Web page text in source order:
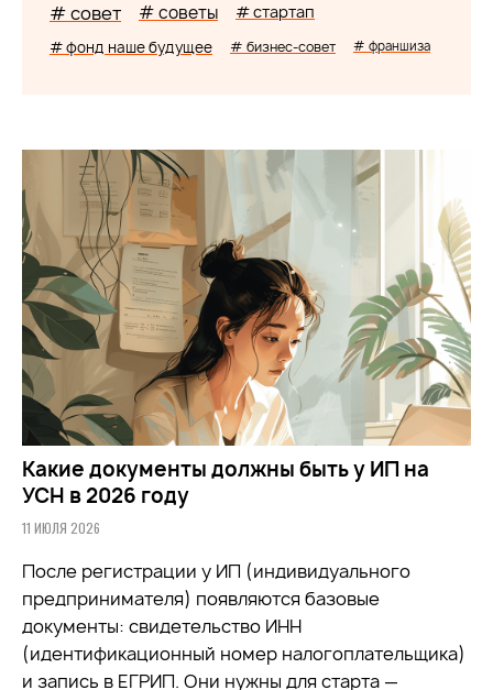
# совет # советы # стартап
# фонд наше будущее # бизнес-совет # франшиза
Какие документы должны быть у ИП на
УСН в 2026 году
11 ИЮЛЯ 2026
После регистрации у ИП (индивидуального
предпринимателя) появляются базовые
документы: свидетельство ИНН
(идентификационный номер налогоплательщика)
и запись в ЕГРИП. Они нужны для старта —